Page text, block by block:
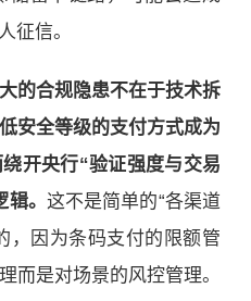
征信。
的合规隐患不在于技术拆
安全等级的支付方式成为
开央行“验证强度与交易
。 这不是简单的“各渠道
，因为条码支付的限额管
而是对场景的风控管理。